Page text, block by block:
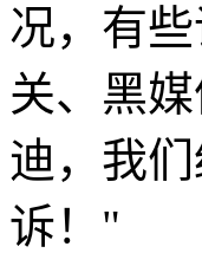
况，有
关、黑
迪，我
诉！"